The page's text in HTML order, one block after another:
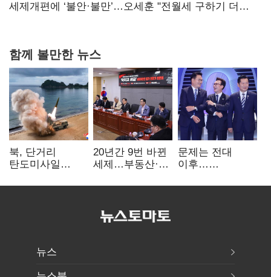
보내
세제개편에 ‘불안·불만’…오세훈 "전월세 구하기 더
함께 볼만한 뉴스
북, 단거리
탄도미사일
"즉각 중단 촉구"
20년간 9번 바뀐
세제…부동산·
건드렸다
문제는 전대
이후…
뒤집힐 땐
뉴스